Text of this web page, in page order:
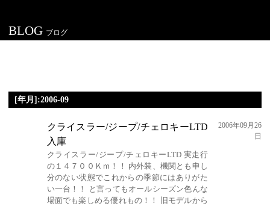
BLOG ブログ
[年月]:2006-09
クライスラー/ジープ/チェロキーLTD
入庫
クライスラー/ジープ/チェロキーLTD 実走行
の１４７００Ｋｍ！！ 内外装、機関とも申し
分のない状態でこれからの季節にはありがた
い一台！！ と言ってもオールシーズン色んな
場面でも楽しめる優れもの！！ 旧モデルから
2006年09月26
日